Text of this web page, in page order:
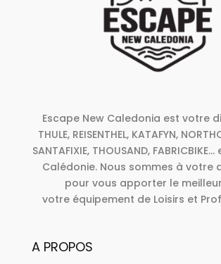
Escape New Caledonia est votre
THULE, REISENTHEL, KATAFYN,
SANTAFIXIE, THOUSAND,
Calédonie. Nous sommes à votre
pour vous apporter le
votre équipement de Loisirs et
A PROPOS